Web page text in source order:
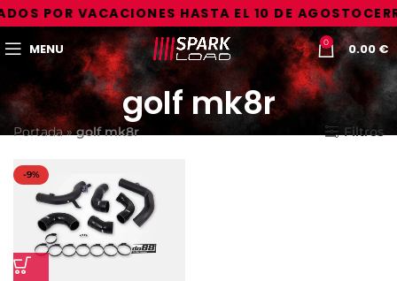
POR VACACIONES HASTA EL 10 DE AGOSTO
MENU 0 0.00€
golf mk8r
Portada»golf mk8r Filtros
-9%